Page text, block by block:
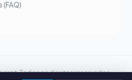
(FAQ)
Todos os direitos reservados.